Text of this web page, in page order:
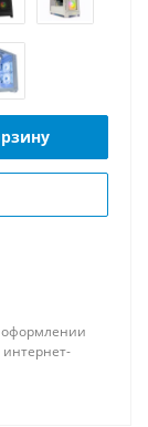
оформлении
интернет-